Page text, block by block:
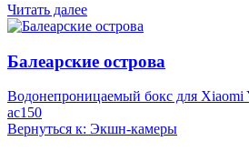
Читать далее
Балеарские острова
Водонепроницаемый бокс для Xiaomi
ac150
Вернуться к: Экшн-камеры